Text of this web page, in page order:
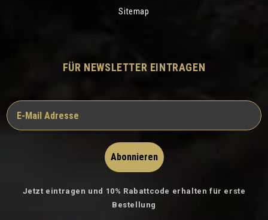
Sitemap
FÜR NEWSLETTER EINTRAGEN
Abonnieren
Jetzt eintragen und 10% Rabattcode erhalten für erste
Bestellung